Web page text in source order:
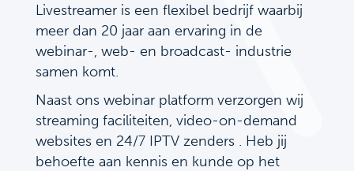
Livestreamer is een flexibel bedrijf waarbij
meer dan 20 jaar aan ervaring in de
webinar-, web- en broadcast- industrie
samen komt.
Naast ons webinar platform verzorgen wij
streaming faciliteiten, video-on-demand
websites en 24/7 IPTV zenders . Heb jij
behoefte aan kennis en kunde op het